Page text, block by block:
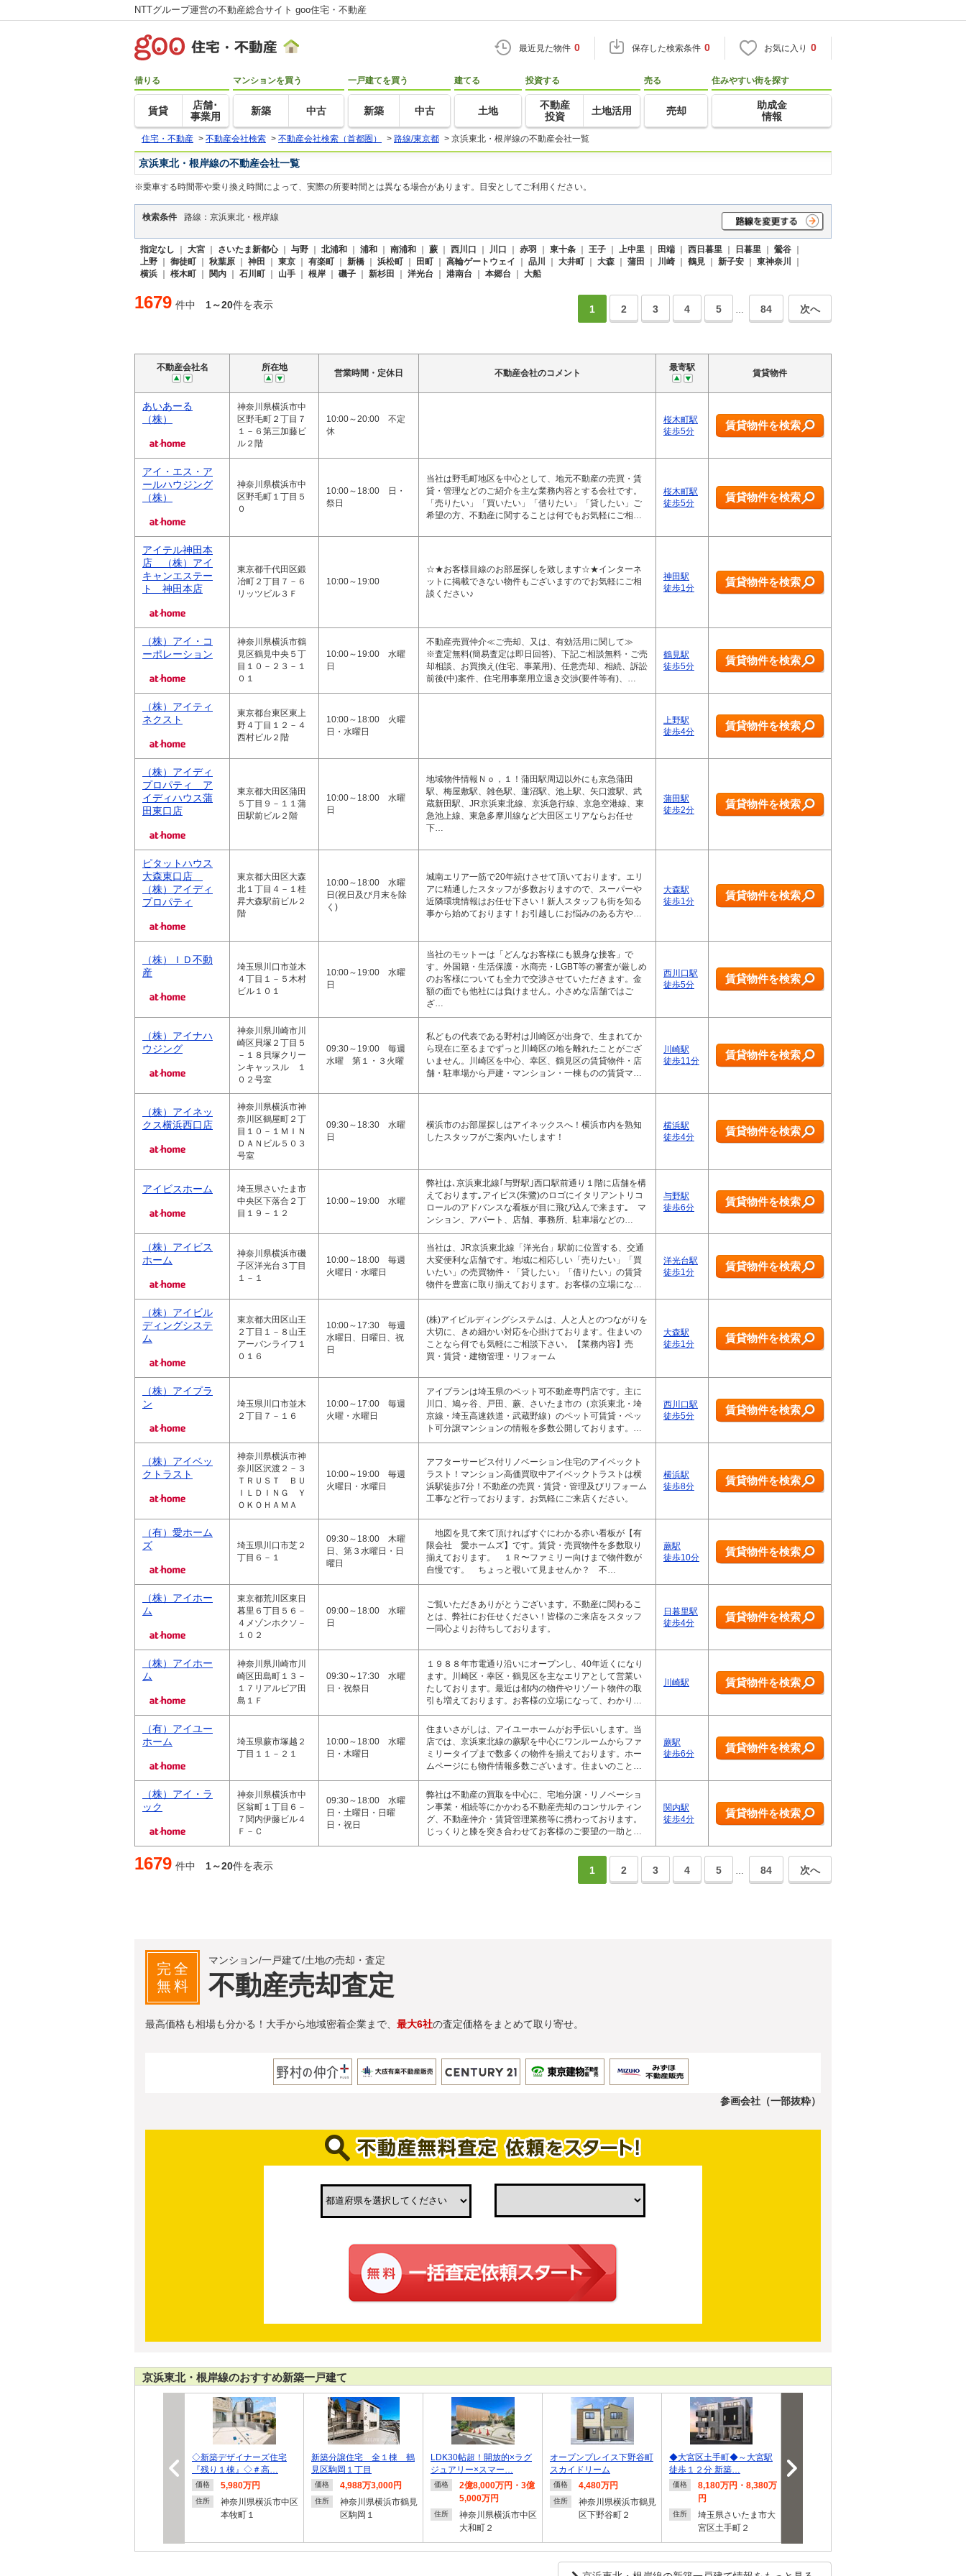
NTTグループ運営の不動産総合サイト goo住宅・不動産
最近見た物件 0 保存した検索条件 0 お気に入り 0
借りる
賃貸
店舗･
事業用
マンションを買う
新築 中古
一戸建てを買う
新築 中古
建てる
土地
投資する
不動産
投資
土地活用
売る
売却
住みやすい街を探す
助成金
情報
住宅・不動産 > 不動産会社検索 > 不動産会社検索（首都圏） > 路線/東京都 > 京浜東北・根岸線の不動産会社一覧
京浜東北・根岸線の不動産会社一覧
※乗車する時間帯や乗り換え時間によって、実際の所要時間とは異なる場合があります。目安としてご利用ください。
検索条件 路線：京浜東北・根岸線
指定なし ｜ 大宮 ｜ さいたま新都心｜ 与野 ｜ 北浦和 ｜ 浦和 ｜ 南浦和 ｜ 蕨 ｜ 西川口 ｜ 川口 ｜ 赤羽 ｜ 東十条 ｜ 王子 ｜ 上中里 ｜ 田端 ｜ 西日暮里 ｜ 日暮里 ｜ 鶯谷 ｜
上野 ｜ 御徒町 ｜ 秋葉原 ｜ 神田 ｜ 東京 ｜ 有楽町 ｜ 新橋 ｜ 浜松町 ｜ 田町 ｜ 高輪ゲートウェイ ｜ 品川 ｜ 大井町 ｜ 大森 ｜ 蒲田 ｜ 川崎 ｜ 鶴見 ｜ 新子安 ｜ 東神奈川
｜
横浜 ｜ 桜木町 ｜ 関内 ｜ 石川町 ｜ 山手 ｜ 根岸 ｜ 磯子 ｜ 新杉田 ｜ 洋光台 ｜ 港南台 ｜ 本郷台 ｜ 大船
1679 件中 1～20件を表示 1 2 3 4 5 … 84 次へ
不動産会社名 所在地
営業時間・定休日 不動産会社のコメント
最寄駅
賃貸物件
あいあーる
（株）
神奈川県横浜市中
区野毛町２丁目７
１－６第三加藤ビ
ル２階
10:00～20:00 不定
休
桜木町駅
徒歩5分
賃貸物件を検索
アイ・エス・ア
ールハウジング
（株）
神奈川県横浜市中
区野毛町１丁目５
０
10:00～18:00 日・
祭日
当社は野毛町地区を中心として、地元不動産の売買・賃
貸・管理などのご紹介を主な業務内容とする会社です。
「売りたい」「買いたい」「借りたい」「貸したい」ご
希望の方、不動産に関することは何でもお気軽にご相…
桜木町駅
徒歩5分
賃貸物件を検索
アイテル神田本
店 （株）アイ
キャンエステー
ト 神田本店
東京都千代田区鍛
冶町２丁目７－６
リッツビル３Ｆ
10:00～19:00
☆★お客様目線のお部屋探しを致します☆★インターネ
ットに掲載できない物件もございますのでお気軽にご相
談ください♪
神田駅
徒歩1分
賃貸物件を検索
（株）アイ・コ
ーポレーション
神奈川県横浜市鶴
見区鶴見中央５丁
目１０－２３－１
０１
10:00～19:00 水曜
日
不動産売買仲介≪ご売却、又は、有効活用に関して≫
※査定無料(簡易査定は即日回答)、下記ご相談無料・ご売
却相談、お買換え(住宅、事業用)、任意売却、相続、訴訟
前後(中)案件、住宅用事業用立退き交渉(要件等有)、…
鶴見駅
徒歩5分
賃貸物件を検索
（株）アイティ
ネクスト
東京都台東区東上
野４丁目１２－４
西村ビル２階
10:00～18:00 火曜
日・水曜日
上野駅
徒歩4分
賃貸物件を検索
（株）アイディ
プロパティ ア
イディハウス蒲
田東口店
東京都大田区蒲田
５丁目９－１１蒲
田駅前ビル２階
10:00～18:00 水曜
日
地域物件情報Ｎｏ，１！蒲田駅周辺以外にも京急蒲田
駅、梅屋敷駅、雑色駅、蓮沼駅、池上駅、矢口渡駅、武
蔵新田駅、JR京浜東北線、京浜急行線、京急空港線、東
急池上線、東急多摩川線など大田区エリアならお任せ
下…
蒲田駅
徒歩2分
賃貸物件を検索
ピタットハウス
大森東口店
（株）アイディ
プロパティ
東京都大田区大森
北１丁目４－１桂
昇大森駅前ビル２
階
10:00～18:00 水曜
日(祝日及び月末を除
く)
城南エリア一筋で20年続けさせて頂いております。エリ
アに精通したスタッフが多数おりますので、スーパーや
近隣環境情報はお任せ下さい！新人スタッフも街を知る
事から始めております！お引越しにお悩みのある方や…
大森駅
徒歩1分
賃貸物件を検索
（株）ＩＤ不動
産
埼玉県川口市並木
４丁目１－５木村
ビル１０１
10:00～19:00 水曜
日
当社のモットーは「どんなお客様にも親身な接客」で
す。外国籍・生活保護・水商売・LGBT等の審査が厳しめ
のお客様についても全力で交渉させていただきます。金
額の面でも他社には負けません。小さめな店舗ではご
ざ…
西川口駅
徒歩5分
賃貸物件を検索
（株）アイナハ
ウジング
神奈川県川崎市川
崎区貝塚２丁目５
－１８貝塚クリー
ンキャッスル １
０２号室
09:30～19:00 毎週
水曜 第１・３火曜
私どもの代表である野村は川崎区が出身で、生まれてか
ら現在に至るまでずっと川崎区の地を離れたことがござ
いません。川崎区を中心、幸区、鶴見区の賃貸物件・店
舗・駐車場から戸建・マンション・一棟ものの賃貸マ…
川崎駅
徒歩11分
賃貸物件を検索
（株）アイネッ
クス横浜西口店
神奈川県横浜市神
奈川区鶴屋町２丁
目１０－１ＭＩＮ
ＤＡＮビル５０３
号室
09:30～18:30 水曜
日
横浜市のお部屋探しはアイネックスへ！横浜市内を熟知
したスタッフがご案内いたします！
横浜駅
徒歩4分
賃貸物件を検索
アイビスホーム
埼玉県さいたま市
中央区下落合２丁
目１９－１２
10:00～19:00 水曜
弊社は､京浜東北線｢与野駅｣西口駅前通り１階に店舗を構
えております｡アイビス(朱鷺)のロゴにイタリアントリコ
ロールのアドバンスな看板が目に飛び込んで来ます｡ マ
ンション、アパート、店舗、事務所、駐車場などの…
与野駅
徒歩6分
賃貸物件を検索
（株）アイビス
ホーム
神奈川県横浜市磯
子区洋光台３丁目
１－１
10:00～18:00 毎週
火曜日・水曜日
当社は、JR京浜東北線「洋光台」駅前に位置する、交通
大変便利な店舗です。地域に相応しい「売りたい」「買
いたい」の売買物件・「貸したい」「借りたい」の賃貸
物件を豊富に取り揃えております。お客様の立場にな…
洋光台駅
徒歩1分
賃貸物件を検索
（株）アイビル
ディングシステ
ム
東京都大田区山王
２丁目１－８山王
アーバンライフ１
０１６
10:00～17:30 毎週
水曜日、日曜日、祝
日
(株)アイビルディングシステムは、人と人とのつながりを
大切に、きめ細かい対応を心掛けております。住まいの
ことなら何でも気軽にご相談下さい。【業務内容】売
買・賃貸・建物管理・リフォーム
大森駅
徒歩1分
賃貸物件を検索
（株）アイプラ
ン
埼玉県川口市並木
２丁目７－１６
10:00～17:00 毎週
火曜・水曜日
アイプランは埼玉県のペット可不動産専門店です。主に
川口、鳩ヶ谷、戸田、蕨、さいたま市の（京浜東北・埼
京線・埼玉高速鉄道・武蔵野線）のペット可賃貸・ペッ
ト可分譲マンションの情報を多数公開しております。…
西川口駅
徒歩5分
賃貸物件を検索
（株）アイベッ
クトラスト
神奈川県横浜市神
奈川区沢渡２－３
ＴＲＵＳＴ ＢＵ
ＩＬＤＩＮＧ Ｙ
ＯＫＯＨＡＭＡ
10:00～19:00 毎週
火曜日・水曜日
アフターサービス付リノベーション住宅のアイベックト
ラスト！マンション高価買取中アイベックトラストは横
浜駅徒歩7分！不動産の売買・賃貸・管理及びリフォーム
工事など行っております。お気軽にご来店ください。
横浜駅
徒歩8分
賃貸物件を検索
（有）愛ホーム
ズ
埼玉県川口市芝２
丁目６－１
09:30～18:00 木曜
日、第３水曜日・日
曜日
地図を見て来て頂ければすぐにわかる赤い看板が【有
限会社 愛ホームズ】です。賃貸・売買物件を多数取り
揃えております。 １Ｒ〜ファミリー向けまで物件数が
自慢です。 ちょっと覗いて見ませんか？ 不…
蕨駅
徒歩10分
賃貸物件を検索
（株）アイホー
ム
東京都荒川区東日
暮里６丁目５６－
４メゾンホクソ－
１０２
09:00～18:00 水曜
日
ご覧いただきありがとうございます。不動産に関わるこ
とは、弊社にお任せください！皆様のご来店をスタッフ
一同心よりお待ちしております。
日暮里駅
徒歩4分
賃貸物件を検索
（株）アイホー
ム
神奈川県川崎市川
崎区田島町１３－
１７リアルピア田
島１Ｆ
09:30～17:30 水曜
日・祝祭日
１９８８年市電通り沿いにオープンし、40年近くになり
ます。川崎区・幸区・鶴見区を主なエリアとして営業い
たしております。最近は都内の物件やリゾート物件の取
引も増えております。お客様の立場になって、わかり…
川崎駅 賃貸物件を検索
（有）アイユー
ホーム
埼玉県蕨市塚越２
丁目１１－２１
10:00～18:00 水曜
日・木曜日
住まいさがしは、アイユーホームがお手伝いします。当
店では、京浜東北線の蕨駅を中心にワンルームからファ
ミリータイプまで数多くの物件を揃えております。ホー
ムページにも物件情報多数ございます。住まいのこと…
蕨駅
徒歩6分
賃貸物件を検索
（株）アイ・ラ
ック
神奈川県横浜市中
区翁町１丁目６－
７関内伊藤ビル４
Ｆ－Ｃ
09:30～18:00 水曜
日・土曜日・日曜
日・祝日
弊社は不動産の買取を中心に、宅地分譲・リノベーショ
ン事業・相続等にかかわる不動産売却のコンサルティン
グ、不動産仲介・賃貸管理業務等に携わっております。
じっくりと膝を突き合わせてお客様のご要望の一助と…
関内駅
徒歩4分
賃貸物件を検索
1679 件中 1～20件を表示 1 2 3 4 5 … 84 次へ
完全
無料
マンション/一戸建て/土地の売却・査定
不動産売却査定
最高価格も相場も分かる！大手から地域密着企業まで、 最大6社の査定価格をまとめて取り寄せ。
参画会社（一部抜粋）
京浜東北・根岸線のおすすめ新築一戸建て
◇新築デザイナーズ住宅
『残り１棟』◇＃高…
価格 5,980万円
住所
神奈川県横浜市中区
本牧町１
新築分譲住宅 全１棟 鶴
見区駒岡１丁目
価格 4,988万3,000円
住所
神奈川県横浜市鶴見
区駒岡１
LDK30帖超！開放的×ラグ
ジュアリー×スマー…
価格
2億8,000万円・3億
5,000万円
住所
神奈川県横浜市中区
大和町２
オープンプレイス下野谷町
スカイドリーム
価格 4,480万円
住所
神奈川県横浜市鶴見
区下野谷町２
◆大宮区土手町◆～大宮駅
徒歩１２分 新築…
価格
8,180万円・8,380万
円
住所
埼玉県さいたま市大
宮区土手町２
新築戸建2棟